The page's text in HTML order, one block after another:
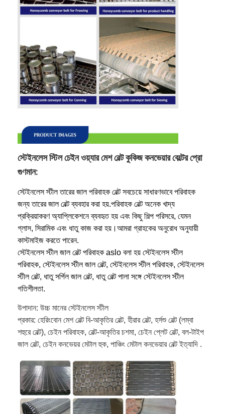
স্টেইনলেস স্টিল চেইন ওয়্যার মেশ বেল্ট কুকিজ কনভেয়ার বেল্টের প্রো
গুণমান:
স্টেইনলেস স্টীল তারের জাল পরিবাহক বেল্ট সবচেয়ে সাধারণভাবে পরিবাহক
জন্য তারের জাল বেল্ট ব্যবহার করা হয়.পরিবাহক বেল্ট অনেক খাদ্য
প্রক্রিয়াকরণ অ্যাপ্লিকেশনে ব্যবহৃত হয় এবং কিছু শিল্প পরিসরে, যেমন
গ্লাস, সিরামিক এবং ধাতু কাজ করা হয়।আমরা গ্রাহকের অনুরোধ অনুযায়ী
কাস্টমাইজ করতে পারেন.
স্টেইনলেস স্টীল জাল বেল্ট পরিবাহক aslo বলা হয় স্টেইনলেস স্টীল
পরিবাহক, স্টেইনলেস স্টীল জাল বেল্ট, স্টেইনলেস স্টীল পরিবাহক, স্টেইনলেস
স্টীল বেল্ট, ধাতু সর্পিল জাল বেল্ট, ধাতু বেল্ট পালা সঙ্গে স্টেইনলেস স্টীল
গতিশীলতা.
উপাদান: উচ্চ মানের স্টেইনলেস স্টীল
প্রকার: হেরিংবোন মেশ বেল্ট বি-আকৃতির বেল্ট, হীরার বেল্ট, হর্সশু বেল্ট (লম্বা
শহুরে বেল্ট), চেইন পরিবাহক, বেল্ট-আকৃতির চশমা, চেইন প্লেট বেল্ট, বল-টাইপ
জাল বেল্ট, চেইন কনভেয়র মেটাল হুক, পাঞ্চিং মেটাল কনভেয়ার বেল্ট ইত্যাদি .